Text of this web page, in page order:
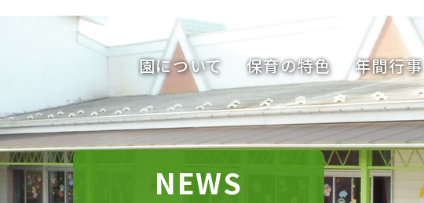
園について 保育の特色 年間行事
NEWS